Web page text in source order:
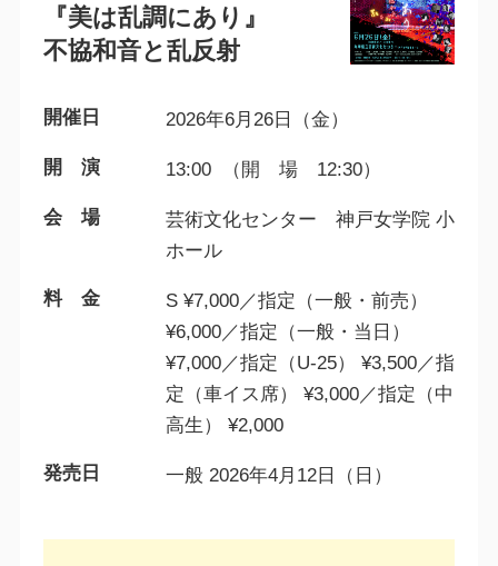
『美は乱調にあり』
不協和音と乱反射
開催日 2026年6月26日（金）
開 演 13:00 （開 場 12:30）
会 場
芸術文化センター 神戸女学院 小
ホール
料 金
S ¥7,000／指定（一般・前売）
¥6,000／指定（一般・当日）
¥7,000／指定（U-25） ¥3,500／指
定（車イス席） ¥3,000／指定（中
高生） ¥2,000
発売日 一般 2026年4月12日（日）